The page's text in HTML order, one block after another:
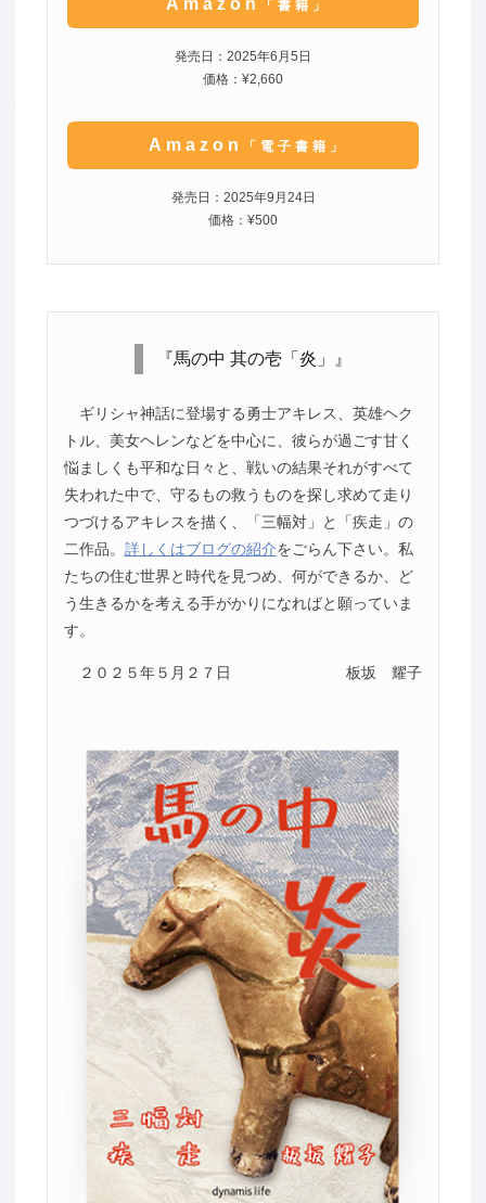
「書籍」
発売日：2025年6月5日
価格：¥2,660
Amazon 「電子書籍」
発売日：2025年9月24日
価格：¥500
『馬の中 其の壱「炎」』
ギリシャ神話に登場する勇士アキレス、英雄ヘク
トル、美女ヘレンなどを中心に、彼らが過ごす甘く
悩ましくも平和な日々と、戦いの結果それがすべて
失われた中で、守るもの救うものを探し求めて走り
つづけるアキレスを描く、「三幅対」と「疾走」の
二作品。 詳しくはブログの紹介をごらん下さい。私
たちの住む世界と時代を見つめ、何ができるか、ど
う生きるかを考える手がかりになればと願っていま
す。
２０２５年５月２７日 板坂 耀子